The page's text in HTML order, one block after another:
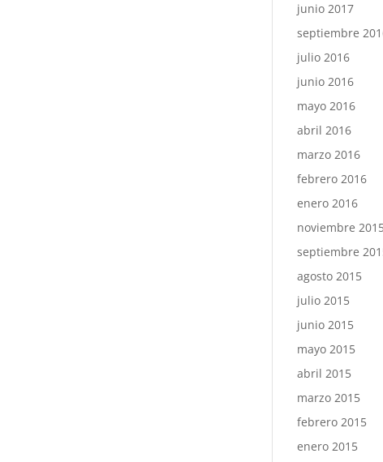
junio 2017
septiembre
julio 2016
junio 2016
mayo 2016
abril 2016
marzo 2016
febrero 2016
enero 2016
noviembre
septiembre
agosto 2015
julio 2015
junio 2015
mayo 2015
abril 2015
marzo 2015
febrero 2015
enero 2015